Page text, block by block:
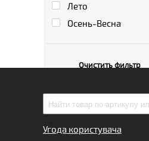
Лето
Осень-Весна
Очистить фильтр
Угода користувача